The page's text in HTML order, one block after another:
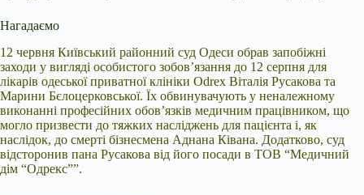
Нагадаємо
12 червня Київський районний суд Одеси обрав запобіжні
заходи у вигляді особистого зобов’язання до 12 серпня для
лікарів одеської приватної клініки Odrex Віталія Русакова та
Марини Бєлоцерковської. Їх обвинувачують у неналежному
виконанні професійних обов’язків медичним працівником, що
могло призвести до тяжких насліджень для пацієнта і, як
наслідок, до смерті бізнесмена Аднана Ківана. Додатково, суд
відсторонив пана Русакова від його посади в ТОВ “Медичний
дім “Одрекс””.